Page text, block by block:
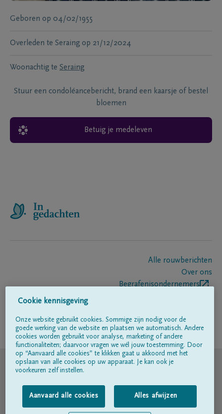
Geboren op 04/02/1955
Overleden te Seraing op 21/12/2024
Woonachtig te Seraing
Stuur een condoléancebericht, brand een kaarsje of bestel
bloemen
Betuig je medeleven
Alle rouwberichten
Over ons
Begrafenisondernemers
Volg ons op
© DELA
Gebruiksvoorwaarden
Privacyverklaring
Cookie kennisgeving
Onze website gebruikt cookies. Sommige zijn nodig voor de
goede werking van de website en plaatsen we automatisch. Andere
cookies worden gebruikt voor analyse, marketing of andere
functionaliteiten; daarvoor vragen we wél jouw toestemming. Door
op “Aanvaard alle cookies” te klikken gaat u akkoord met het
opslaan van alle cookies op uw apparaat. Je kan ook je
voorkeuren zelf instellen.
Aanvaard alle cookies Alles afwijzen